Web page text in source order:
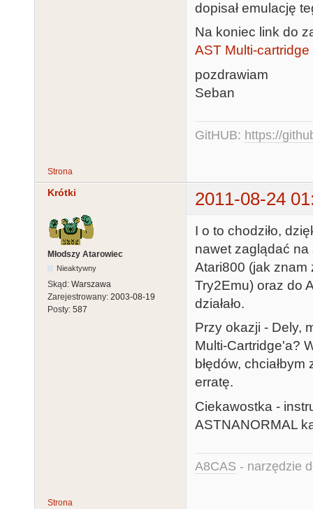
dopisał emulację
Na koniec link do
AST Multi-
pozdrawiam
Seban
GitHUB: https://
Strona
Krótki 2011-08-24
Młodszy Atarowiec
Nieaktywny
Skąd: Warszawa
Zarejestrowany: 2003-08-19
Posty: 587
I o to chodziło,
nawet zaglądać na
Atari800 (jak znam
Try2Emu) oraz do
działało.
Przy okazji - Dely,
Multi-Cartridge'a?
błędów,
erratę.
Ciekawostka -
ASTNANORMAL
A8CAS - narzędzie
Strona